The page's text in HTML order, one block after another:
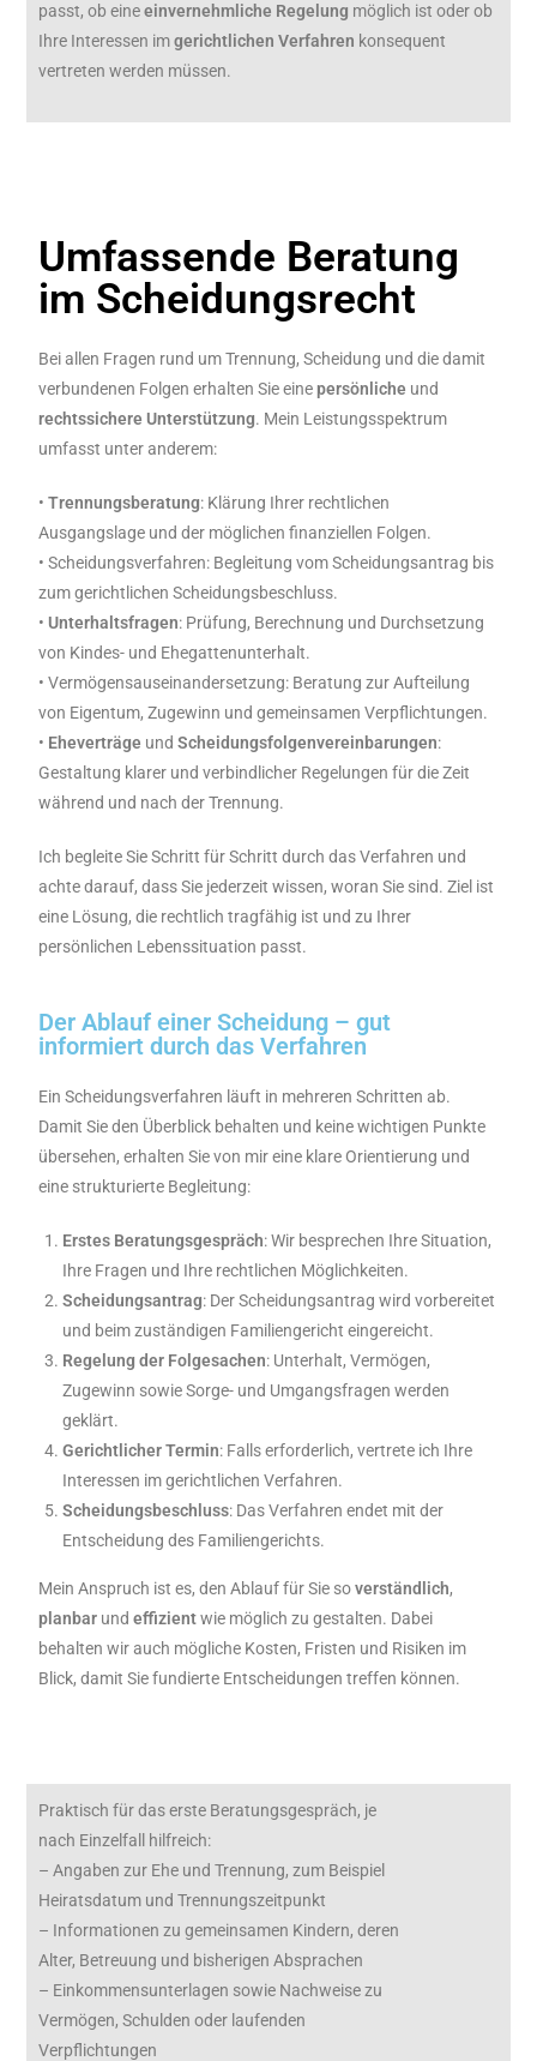
passt, ob eineeinvernehmliche Regelung möglich ist oder ob
Ihre Interessen imgerichtlichen Verfahren konsequent
vertreten werden müssen.
Umfassende Beratung
im Scheidungsrecht
Bei allen Fragen rund um Trennung, Scheidung und die damit
verbundenen Folgen erhalten Sie einepersönliche und
rechtssichere Unterstützung. Mein Leistungsspektrum
umfasst unter anderem:
•Trennungsberatung: Klärung Ihrer rechtlichen
Ausgangslage und der möglichen finanziellen Folgen.
• Scheidungsverfahren: Begleitung vom Scheidungsantrag bis
zum gerichtlichen Scheidungsbeschluss.
• Unterhaltsfragen: Prüfung, Berechnung und Durchsetzung
von Kindes- und Ehegattenunterhalt.
• Vermögensauseinandersetzung: Beratung zur Aufteilung
von Eigentum, Zugewinn und gemeinsamen Verpflichtungen.
• Eheverträge undScheidungsfolgenvereinbarungen:
Gestaltung klarer und verbindlicher Regelungen für die Zeit
während und nach der Trennung.
Ich begleite Sie Schritt für Schritt durch das Verfahren und
achte darauf, dass Sie jederzeit wissen, woran Sie sind. Ziel ist
eine Lösung, die rechtlich tragfähig ist und zu Ihrer
persönlichen Lebenssituation passt.
Der Ablauf einer Scheidung – gut
informiert durch das Verfahren
Ein Scheidungsverfahren läuft in mehreren Schritten ab.
Damit Sie den Überblick behalten und keine wichtigen Punkte
übersehen, erhalten Sie von mir eine klare Orientierung und
eine strukturierte Begleitung:
Erstes Beratungsgespräch: Wir besprechen Ihre Situation,
Ihre Fragen und Ihre rechtlichen Möglichkeiten.
Scheidungsantrag: Der Scheidungsantrag wird vorbereitet
und beim zuständigen Familiengericht eingereicht.
Regelung der Folgesachen: Unterhalt, Vermögen,
Zugewinn sowie Sorge- und Umgangsfragen werden
geklärt.
Gerichtlicher Termin: Falls erforderlich, vertrete ich Ihre
Interessen im gerichtlichen Verfahren.
Scheidungsbeschluss: Das Verfahren endet mit der
Entscheidung des Familiengerichts.
Mein Anspruch ist es, den Ablauf für Sie soverständlich,
planbar undeffizientwie möglich zu gestalten. Dabei
behalten wir auch mögliche Kosten, Fristen und Risiken im
Blick, damit Sie fundierte Entscheidungen treffen können.
Praktisch für das erste Beratungsgespräch, je
nach Einzelfall hilfreich:
– Angaben zur Ehe und Trennung, zum Beispiel
Heiratsdatum und Trennungszeitpunkt
– Informationen zu gemeinsamen Kindern, deren
Alter, Betreuung und bisherigen Absprachen
– Einkommensunterlagen sowie Nachweise zu
Vermögen, Schulden oder laufenden
Verpflichtungen